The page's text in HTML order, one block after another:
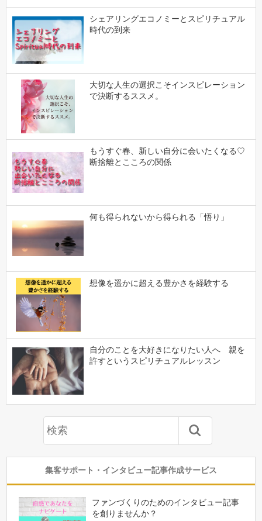
シェアリングエコノミーとスピリチュアル
時代の到来
大切な人生の選択こそインスピレーション
で決断するススメ。
もうすぐ春、新しい自分に会いたくなる♡
断捨離とこころの関係
何も得られないから得られる「悟り」
想像を遥かに超える豊かさを経験する
自分のことを大好きになりたい人へ 親を
許すというスピリチュアルレッスン
集客サポート・インタビュー記事作成サービス
ファンづくりのためのインタビュー記事
を創りませんか？